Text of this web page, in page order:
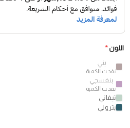
اللون*
بني
نفدت الكمية
بنفسجي
نفدت الكمية
تيفاني
بترولي